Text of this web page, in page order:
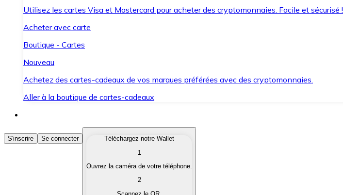
Utilisez les cartes Visa et Mastercard pour acheter des cryptomonnaies. Facile et sécurisé !
Acheter avec carte
Boutique - Cartes
Nouveau
Achetez des cartes-cadeaux de vos marques préférées avec des cryptomonnaies.
Aller à la boutique de cartes-cadeaux
Acheter des Cryptomonnaies
Achetez les cryptomonnaies qui vous intéressent rapidement et en toute sécurité.
Convertissez vos cryptomonnaies en monnaie fiduciaire lorsque vous en avez besoin.
S'inscrire Se connecter
Téléchargez notre Wallet
1
Ouvrez la caméra de votre téléphone.
2